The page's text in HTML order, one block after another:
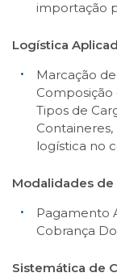
importação
Logística
Marcação
Composição
Tipos de
logística no
Modalidades
Pagamento
Cobrança
Sistemática de